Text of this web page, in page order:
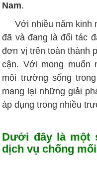
Nam.
Với nhiều năm kinh
đã và đang là đối tác
đơn vị trên toàn thành
cận. Với mong muốn
môi trường sống
mang lại những giải
áp dụng trong nhiều
Dưới đây là một
dịch vụ chống